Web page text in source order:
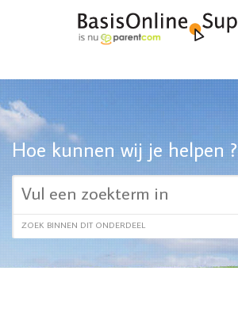
Hoe kunnen wij je helpen ?